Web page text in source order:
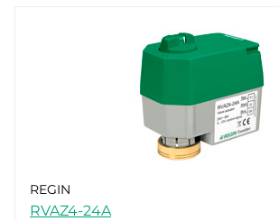
REGIN
RVAZ4-24A